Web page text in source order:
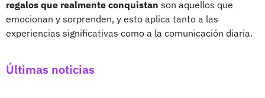
regalos que realmente conquistan son aquellos que
emocionan y sorprenden, y esto aplica tanto a las
experiencias significativas como a la comunicación diaria.
Últimas noticias